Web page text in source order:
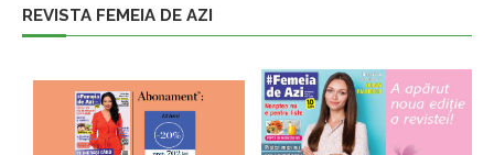
REVISTA FEMEIA DE AZI